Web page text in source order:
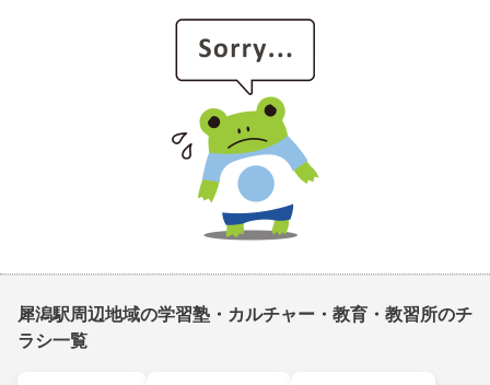
犀潟駅周辺地域の学習塾・カルチャー・教育・教習所のチ
ラシ一覧